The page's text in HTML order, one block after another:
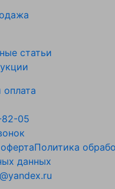
статьи
82-05
Политика
данных